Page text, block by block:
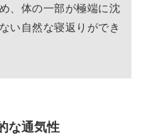
、体の一部が極端に沈
い自然な寝返りができ
な通気性